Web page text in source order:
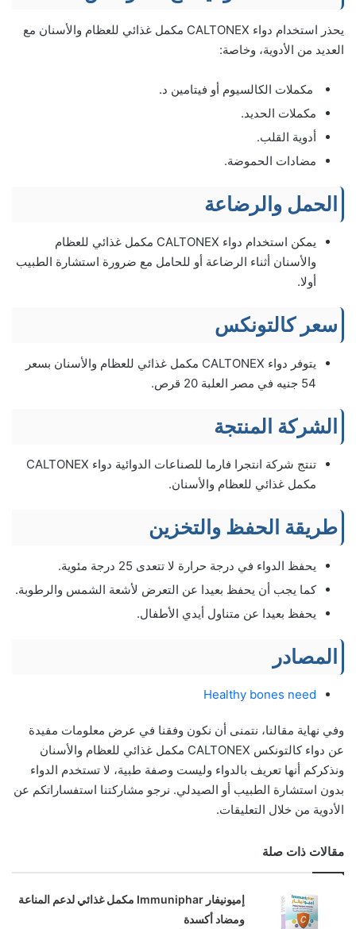
يحذر استخدام دواء CALTONEX مكمل غذائي للعظام والأسنان مع
العديد من الأدوية، وخاصة:
مكملات الكالسيوم أو فيتامين د.
مكملات الحديد.
أدوية القلب.
مضادات الحموضة.
الحمل والرضاعة
يمكن استخدام دواء CALTONEX مكمل غذائي للعظام
والأسنان أثناء الرضاعة أو للحامل مع ضرورة استشارة الطبيب
أولا.
سعر كالتونكس
يتوفر دواء CALTONEX مكمل غذائي للعظام والأسنان بسعر
54 جنيه في مصر العلبة 20 قرص.
الشركة المنتجة
تنتج شركة انتجرا فارما للصناعات الدوائية دواء CALTONEX
مكمل غذائي للعظام والأسنان.
طريقة الحفظ والتخزين
يحفظ الدواء في درجة حرارة لا تتعدى 25 درجة مئوية.
كما يجب أن يحفظ بعيدا عن التعرض لأشعة الشمس والرطوبة.
يحفظ بعيدا عن متناول أيدي الأطفال.
المصادر
Healthy bones need
وفي نهاية مقالنا، نتمنى أن نكون وفقنا في عرض معلومات مفيدة
عن دواء كالتونكس CALTONEX مكمل غذائي للعظام والأسنان
ونذكركم أنها تعريف بالدواء وليست وصفة طبية، لا تستخدم الدواء
بدون استشارة الطبيب أو الصيدلي. نرجو مشاركتنا استفساراتكم عن
الأدوية من خلال التعليقات.
مقالات ذات صلة
إميونيفار Immuniphar مكمل غذائي لدعم المناعة
ومضاد أكسدة